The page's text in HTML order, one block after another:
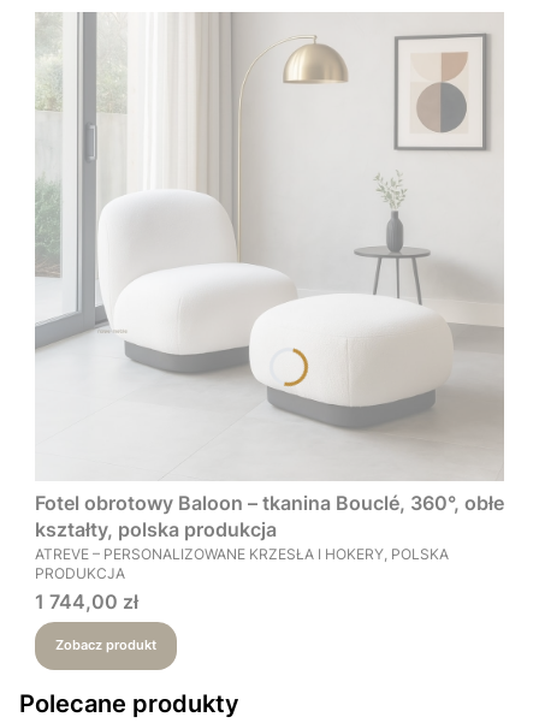
Fotel obrotowy Baloon – tkanina Bouclé, 360°, obłe
kształty, polska produkcja
PRODUCENT
ATREVE – PERSONALIZOWANE KRZESŁA I HOKERY, POLSKA
PRODUKCJA
Cena
1 744,00 zł
Zobacz produkt
Polecane produkty